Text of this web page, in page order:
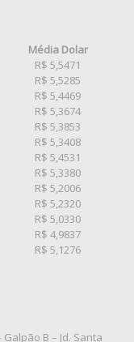
Média Dolar
R$ 5,5471
R$ 5,5285
R$ 5,4469
R$ 5,3674
R$ 5,3853
R$ 5,3408
R$ 5,4531
R$ 5,3380
R$ 5,2006
R$ 5,2320
R$ 5,0330
R$ 4,9837
R$ 5,1276
B – Jd. Santa